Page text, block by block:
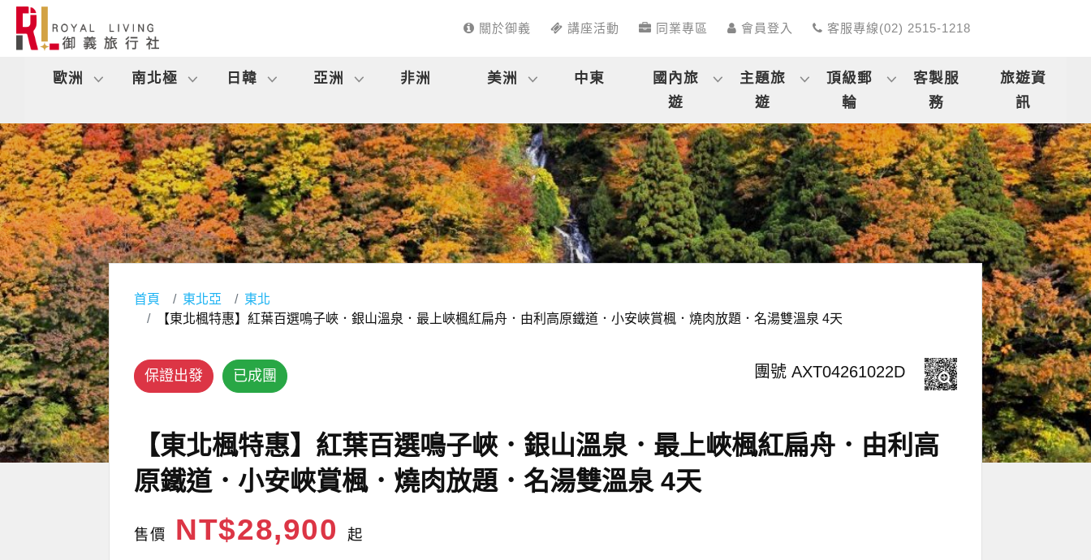
關於御義 講座活動 同業專區 會員登入 客服專線(02) 2515-1218
歐洲 南北極 日韓 亞洲 非洲 美洲 中東
國內旅
遊
主題旅
遊
頂級郵
輪
客製服
務
旅遊資
訊
首頁 東北亞
東北
【東北楓特惠】紅葉百選鳴子峽．銀山溫泉．最上峽楓紅扁舟．由利高原鐵道．小安峽賞楓．燒肉放題．名湯雙溫泉 4天
保證出發 已成團 團號 AXT04261022D
【東北楓特惠】紅葉百選鳴子峽．銀山溫泉．最上峽楓紅扁舟．由利高
原鐵道．小安峽賞楓．燒肉放題．名湯雙溫泉 4天
售價 NT$28,900起